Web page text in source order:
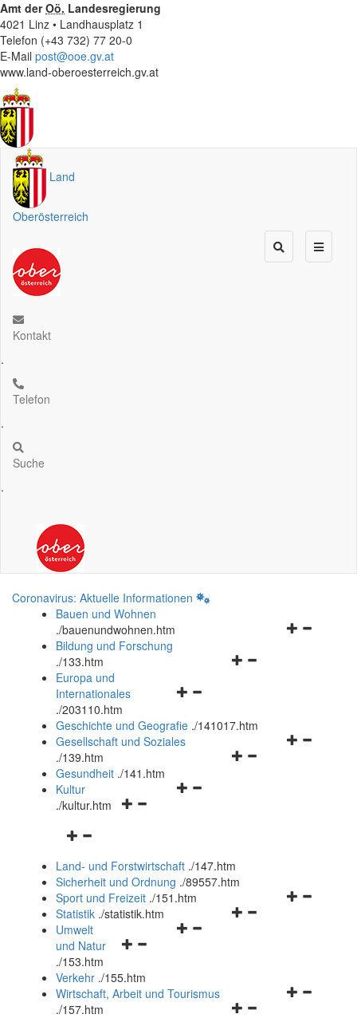
Amt derOö. Landesregierung
4021 Linz • Landhausplatz 1
Telefon (+43 732) 77 20-0
E-Mail post@ooe.gv.at
www.land-oberoesterreich.gv.at
Land
Oberösterreich
Kontakt
.
Telefon
.
Suche
.
Coronavirus: Aktuelle Informationen
Bauen und Wohnen
./bauenundwohnen.htm
Navigationsmenü
Bildung und Forschung
./133.htm
Navigationsmenü
und
schließen
Europa und
Internationales
./203110.htm
Geschichte und Geografie ./141017.htm
Navigationsmenü
Gesellschaft und Soziales
./139.htm
Navigationsmenü
Gesundheit ./141.htm
Navigationsmenü
Kultur
./kultur.htm
Navigationsmenü
und
schließen
Land- und Forstwirtschaft ./147.htm
Sicherheit und Ordnung ./89557.htm
Navigationsmenü
Sport und Freizeit ./151.htm
Navigationsmenü
Statistik ./statistik.htm
Navigationsmenü
und
schließen
Umwelt
und Natur
./153.htm
Verkehr ./155.htm
Navigationsmenü
Wirtschaft, Arbeit und Tourismus
./157.htm